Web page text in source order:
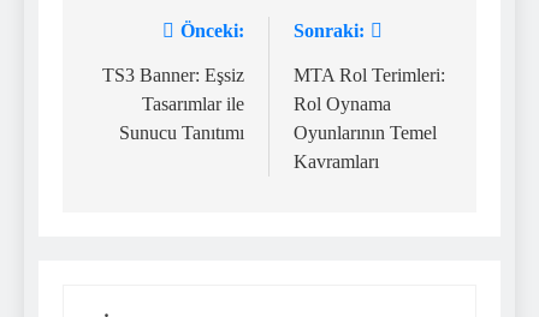
gezinmesi
Önceki:
TS3 Banner: Eşsiz
Tasarımlar ile
Sunucu Tanıtımı
Sonraki:
MTA Rol Terimleri:
Rol Oynama
Oyunlarının Temel
Kavramları